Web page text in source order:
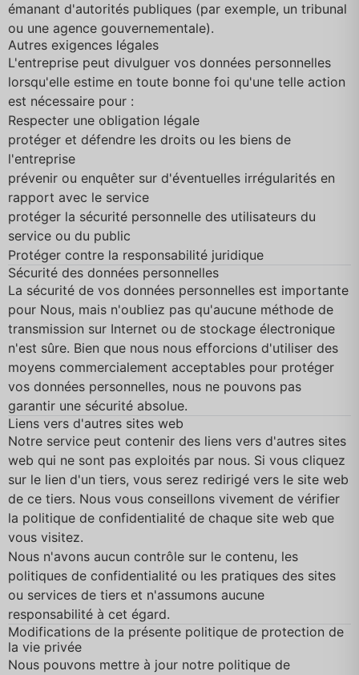
émanant d'autorités publiques (par exemple, un tribunal
ou une agence gouvernementale).
Autres exigences légales
L'entreprise peut divulguer vos données personnelles
lorsqu'elle estime en toute bonne foi qu'une telle action
est nécessaire pour :
Respecter une obligation légale
protéger et défendre les droits ou les biens de
l'entreprise
prévenir ou enquêter sur d'éventuelles irrégularités en
rapport avec le service
protéger la sécurité personnelle des utilisateurs du
service ou du public
Protéger contre la responsabilité juridique
Sécurité des données personnelles
La sécurité de vos données personnelles est importante
pour Nous, mais n'oubliez pas qu'aucune méthode de
transmission sur Internet ou de stockage électronique
n'est sûre. Bien que nous nous efforcions d'utiliser des
moyens commercialement acceptables pour protéger
vos données personnelles, nous ne pouvons pas
garantir une sécurité absolue.
Liens vers d'autres sites web
Notre service peut contenir des liens vers d'autres sites
web qui ne sont pas exploités par nous. Si vous cliquez
sur le lien d'un tiers, vous serez redirigé vers le site web
de ce tiers. Nous vous conseillons vivement de vérifier
la politique de confidentialité de chaque site web que
vous visitez.
Nous n'avons aucun contrôle sur le contenu, les
politiques de confidentialité ou les pratiques des sites
ou services de tiers et n'assumons aucune
responsabilité à cet égard.
Modifications de la présente politique de protection de
la vie privée
Nous pouvons mettre à jour notre politique de